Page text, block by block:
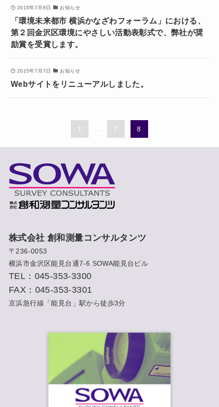
2015年7月8日 お知らせ
「環境未来都市 横浜かなざわフォーラム」における、
第２回金沢区環境にやさしい活動表彰式で、弊社が奨
励賞を受賞します。
2015年7月7日 お知らせ
Webサイトをリニューアルしました。
1 ... 7 8
株式会社 創和測量コンサルタンツ
〒236-0053
横浜市金沢区能見台通7-6 SOWA能見台ビル
TEL：045-353-3300
FAX：045-353-3301
京浜急行線「能見台」駅から徒歩3分